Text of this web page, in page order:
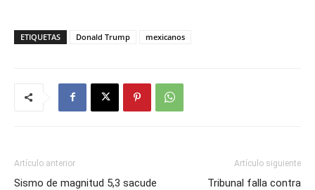
ETIQUETAS Donald Trump mexicanos
Artículo anterior
Sismo de magnitud 5,3 sacude
Artículo siguiente
Tribunal falla contra